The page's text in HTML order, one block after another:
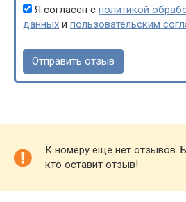
Я согласен с политикой
данных и пользовательским
К номеру еще нет отзывов.
кто оставит отзыв!